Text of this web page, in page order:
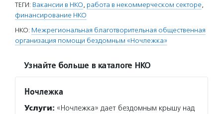
ТЕГИ: Вакансии в НКО, работа в некоммерческом секторе,
финансирование НКО
НКО: Межрегиональная благотворительная общественная
организация помощи бездомным «Ночлежка»
Узнайте больше в каталоге НКО
Ночлежка
Услуги: «Ночлежка» дает бездомным крышу над